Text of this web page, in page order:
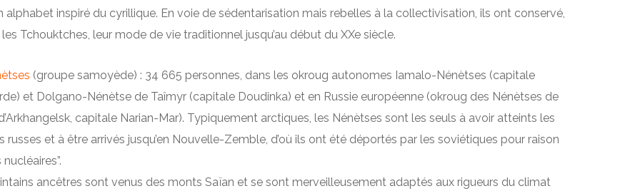
alphabet inspiré du cyrillique. En voie de sédentarisation mais rebelles à la collectivisation, ils ont conservé,
Tchouktches, leur mode de vie traditionnel jusqu’au début du XXe siècle.
(groupe samoyède) : 34 665 personnes, dans les okroug autonomes Iamalo-Nénètses (capitale
et Dolgano-Nénètse de Taîmyr (capitale Doudinka) et en Russie européenne (okroug des Nénètses de
capitale Narian-Mar). Typiquement arctiques, les Nénètses sont les seuls à avoir atteints les
russes et à être arrivés jusqu’en Nouvelle-Zemble, d’où ils ont été déportés par les soviétiques pour raison
nucléaires”.
ancêtres sont venus des monts Saïan et se sont merveilleusement adaptés aux rigueurs du climat